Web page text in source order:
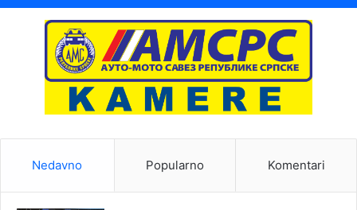
Nedavno Popularno Komentari